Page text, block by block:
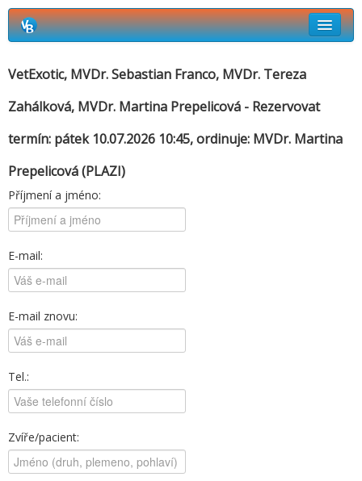
VetExotic, MVDr. Sebastian Franco, MVDr. Tereza
Zahálková, MVDr. Martina Prepelicová - Rezervovat
termín: pátek 10.07.2026 10:45, ordinuje: MVDr. Martina
Prepelicová(PLAZI)
Příjmení a jméno:
E-mail:
E-mail znovu:
Tel.:
Zvíře/pacient: